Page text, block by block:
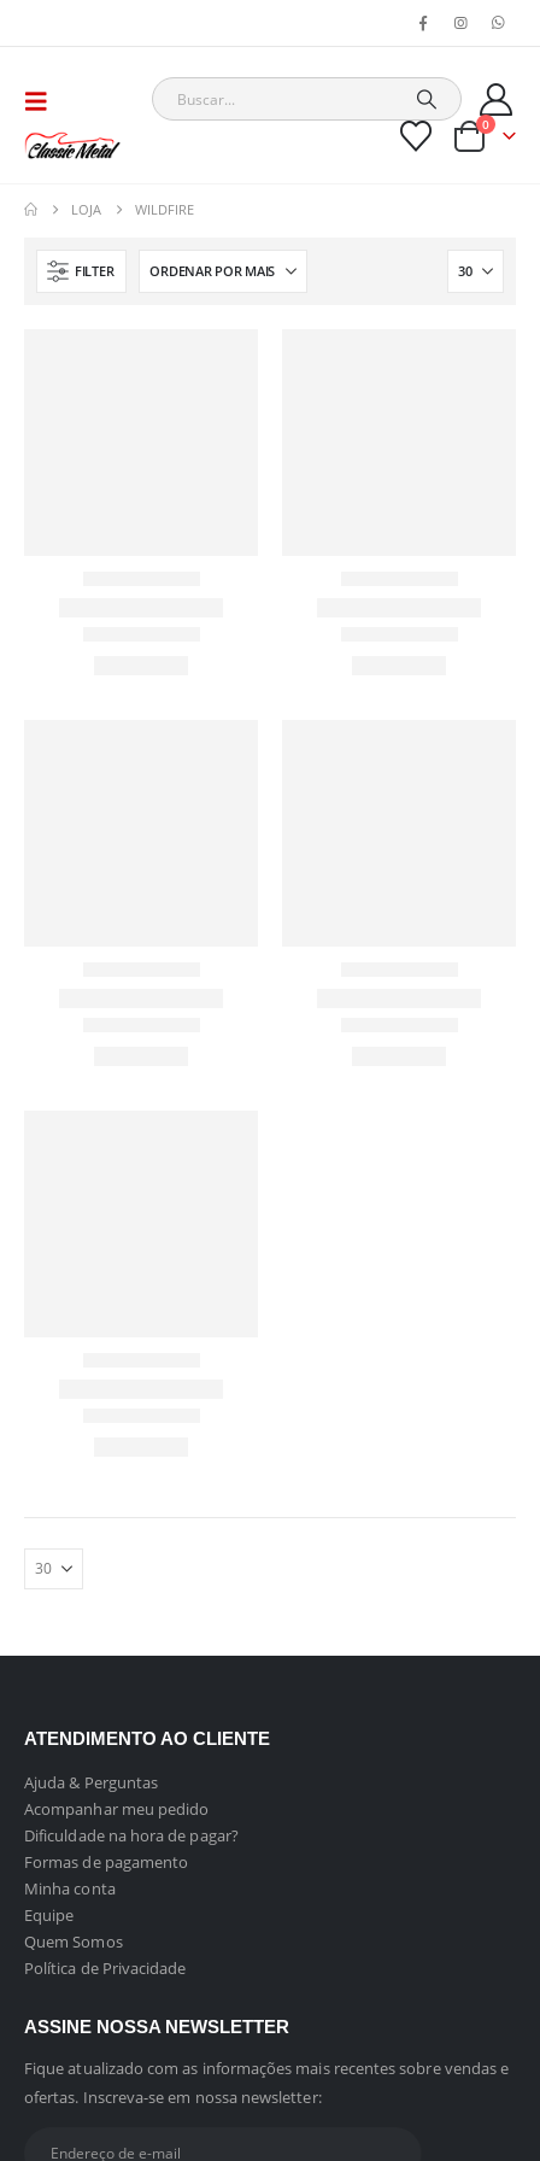
0
LOJA WILDFIRE
FILTER
ATENDIMENTO AO CLIENTE
Ajuda & Perguntas
Acompanhar meu pedido
Dificuldade na hora de pagar?
Formas de pagamento
Minha conta
Equipe
Quem Somos
Política de Privacidade
ASSINE NOSSA NEWSLETTER
Fique atualizado com as informações mais recentes sobre vendas e
ofertas. Inscreva-se em nossa newsletter: